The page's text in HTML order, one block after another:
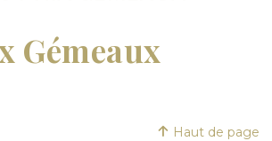
Gémeaux
Haut de page